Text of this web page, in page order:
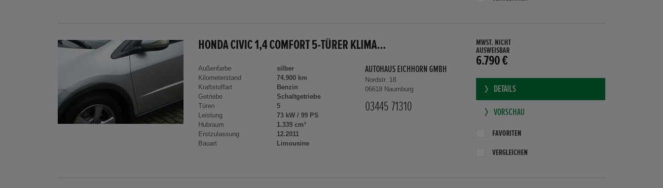
HONDA CIVIC 1,4 COMFORT 5-TÜRER KLIMA...
Außenfarbe
silber
Kilometerstand
74.900 km
Kraftstoffart
Benzin
Getriebe
Schaltgetriebe
Türen
5
Leistung
73 kW / 99 PS
Hubraum
1.339 cm³
Erstzulassung
12.2011
Bauart
Limousine
AUTOHAUS EICHHORN GMBH
Nordstr. 18
06618 Naumburg
03445 71310
MWST. NICHT
AUSWEISBAR
6.790 €
DETAILS
VORSCHAU
FAVORITEN
VERGLEICHEN